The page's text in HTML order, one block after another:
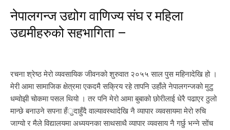
नेपालगन्ज उद्योग वाणिज्य संघ र महिला
उद्यमीहरुको सहभागिता –
रचना श्रेष्ठ मेरो व्यवसायिक जीवनको शुरुवात २०५५ साल पुस महिनादेखि हो ।
मेरी आमा सामाजिक क्षेत्रमा एकदमै सक्रिय रहे तापनि उहाँले नेपालगन्जको मुटु
धम्वोझी चोकमा पसल थियो । तर पनि मेरो आमा बुबाको छोरीलाई धेरै पढाएर ठुलो
मान्छे बनाउने सपना हँुदाहुँदै वाल्यावस्थादेखि नै व्यापार व्यवसायमा मेरो रुचि
जाग्यो र मैले विद्यालयमा अध्ययनका साथसाथै व्यापार व्यवसाय नै गर्छु भन्ने सोंच